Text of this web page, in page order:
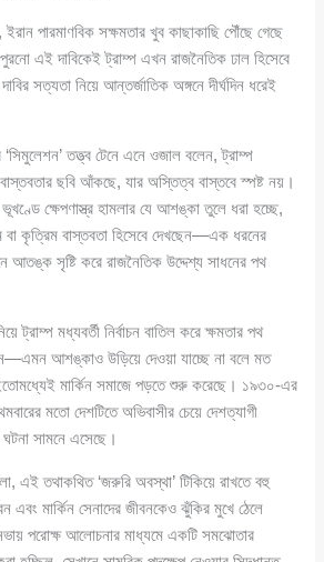
পারমাণবিক সক্ষমতার খুব কাছাকাছি পৌঁছে গেছে
এই দাবিকেই ট্রাম্প এখন রাজনৈতিক ঢাল হিসেবে
সত্যতা নিয়ে আন্তর্জাতিক অঙ্গনে দীর্ঘদিন ধরেই
‘সিমুলেশন’ তত্ত্ব টেনে এনে ওজাল বলেন, ট্রাম্প
ছবি আঁকছে, যার অস্তিত্ব বাস্তবে স্পষ্ট নয়।
ক্ষেপণাস্ত্র হামলার যে আশঙ্কা তুলে ধরা হচ্ছে,
বা কৃত্রিম বাস্তবতা হিসেবে দেখছেন—এক ধরনের
আতঙ্ক সৃষ্টি করে রাজনৈতিক উদ্দেশ্য সাধনের পথ
ট্রাম্প মধ্যবর্তী নির্বাচন বাতিল করে ক্ষমতার পথ
আশঙ্কাও উড়িয়ে দেওয়া যাচ্ছে না বলে মত
মার্কিন সমাজে পড়তে শুরু করেছে। ১৯৩০-এর
মতো দেশটিতে অভিবাসীর চেয়ে দেশত্যাগী
ঘটনা সামনে এসেছে।
এই তথাকথিত ‘জরুরি অবস্থা’ টিকিয়ে রাখতে বহু
এবং মার্কিন সেনাদের জীবনকেও ঝুঁকির মুখে ঠেলে
পরোক্ষ আলোচনার মাধ্যমে একটি সমঝোতার